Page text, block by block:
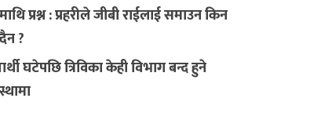
प्रश्न : प्रहरीले जीबी राईलाई समाउन किन
?
घटेपछि त्रिविका केही विभाग बन्द हुने